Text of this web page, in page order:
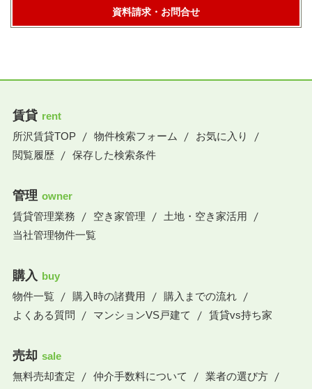
資料請求・お問合せ
賃貸 rent
所沢賃貸TOP
物件検索フォーム
お気に入り
閲覧履歴
保存した検索条件
管理 owner
賃貸管理業務
空き家管理
土地・空き家活用
当社管理物件一覧
購入 buy
物件一覧
購入時の諸費用
購入までの流れ
よくある質問
マンションVS戸建て 賃貸vs持ち家
売却 sale
無料売却査定
仲介手数料について
業者の選び方